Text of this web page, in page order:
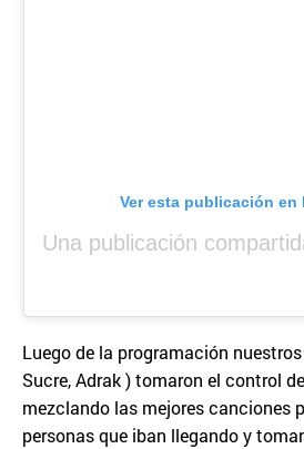
Ver esta publicación en
Luego de la programación
Sucre, Adrak ) tomaron el control
mezclando las mejores canciones
personas que iban llegando y